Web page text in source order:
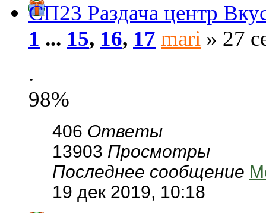
СП23 Раздача центр
1 ... 15, 16, 17 mari » 27
.
98%
406 Ответы
13903 Просмотры
Последнее сообщение
19 дек 2019, 10:18